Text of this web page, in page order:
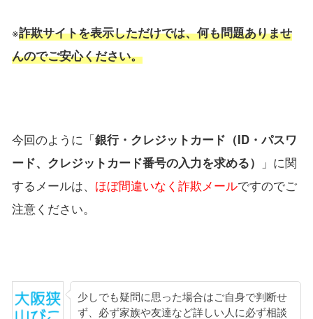
※詐欺サイトを表示しただけでは、何も問題ありませ
んのでご安心ください。
今回のように「銀行・クレジットカード（ID・パスワ
ード、クレジットカード番号の入力を求める）
」に関
するメールは、 ほぼ間違いなく詐欺メールですのでご
注意ください。
少しでも疑問に思った場合はご自身で判断せ
ず、必ず家族や友達など詳しい人に必ず相談